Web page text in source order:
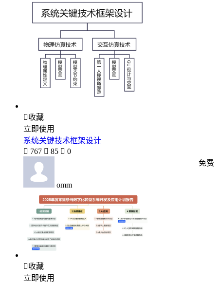
收藏
立即使用
系统关键技术框架设计
 767  85  0
omm
免费
收藏
立即使用